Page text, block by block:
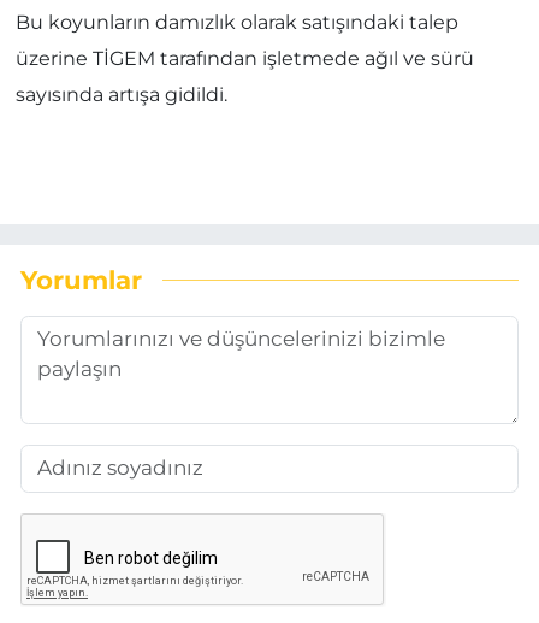
Bu koyunların damızlık olarak satışındaki talep
üzerine TİGEM tarafından işletmede ağıl ve sürü
sayısında artışa gidildi.
Yorumlar